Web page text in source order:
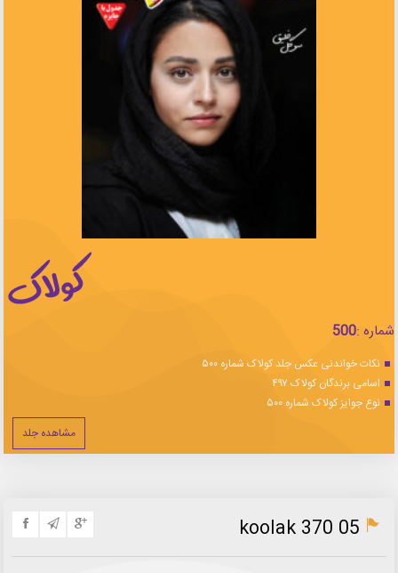
شماره :500
نکات خواندنی عکس جلد کولاک شماره ۵۰۰
اسامی برندگان کولاک ۴۹۷
نوع جوایز کولاک شماره ۵۰۰
مشاهده جلد
koolak 370 05